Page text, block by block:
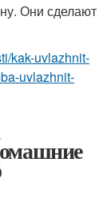
Они сделают
kak-uvlazhnit-
uvlazhnit-